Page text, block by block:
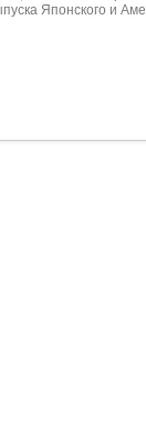
Японского и